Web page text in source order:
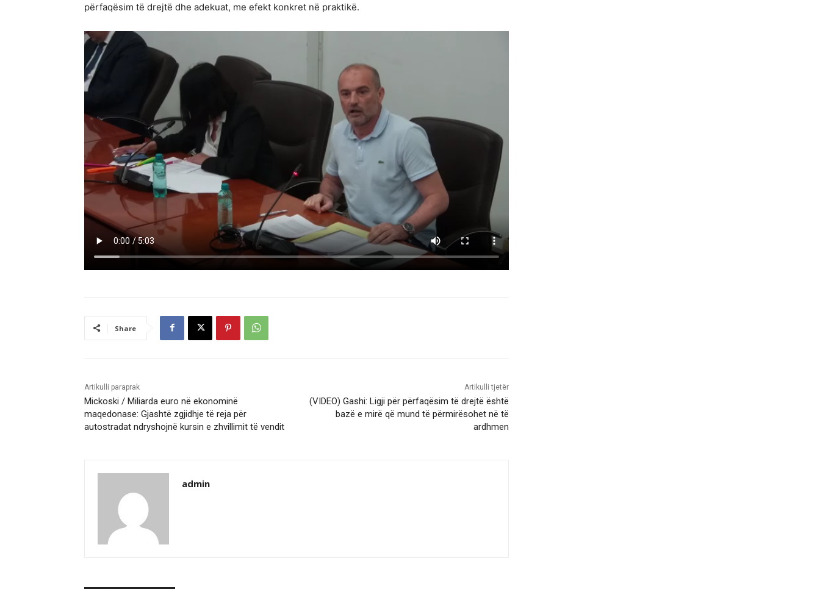
përfaqësim të drejtë dhe adekuat, me efekt konkret në praktikë.
Share
Artikulli paraprak
Mickoski / Miliarda euro në ekonominë
maqedonase: Gjashtë zgjidhje të reja për
autostradat ndryshojnë kursin e zhvillimit të vendit
Artikulli tjetër
(VIDEO) Gashi: Ligji për përfaqësim të drejtë është
bazë e mirë që mund të përmirësohet në të
ardhmen
admin